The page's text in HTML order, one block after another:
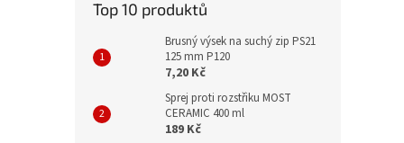
Top 10 produktů
Brusný výsek na suchý zip PS21
125 mm P120
7,20 Kč
Sprej proti rozstřiku MOST
CERAMIC 400 ml
189 Kč